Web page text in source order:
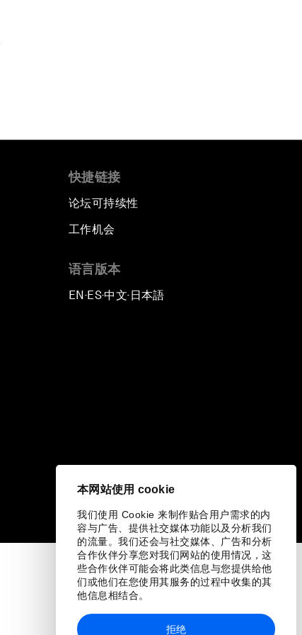
本网站使用 cookie
我们使用 Cookie 来制作贴合用户需求的内
容与广告、提供社交媒体功能以及分析我们
的流量。我们还会与社交媒体、广告和分析
合作伙伴分享您对我们网站的使用情况，这
些合作伙伴可能会将此类信息与您提供给他
们或他们在您使用其服务的过程中收集的其
他信息相结合。
拒绝
快捷链接
论坛可持续性
工作机会
语言版本
EN ▪ES▪中文▪ 日本語